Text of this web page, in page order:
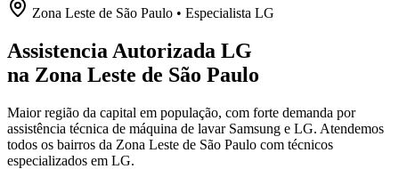
Zona Leste de São Paulo • Especialista LG
Assistencia Autorizada LG
na Zona Leste de São Paulo
Maior região da capital em população, com forte demanda por
assistência técnica de máquina de lavar Samsung e LG. Atendemos
todos os bairros da Zona Leste de São Paulo com técnicos
especializados em LG.